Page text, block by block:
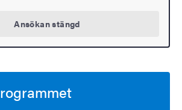
Ansökan stängd